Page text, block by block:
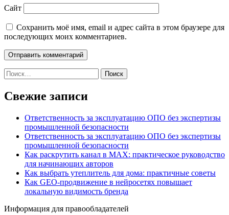
Сайт
Сохранить моё имя, email и адрес сайта в этом браузере для
последующих моих комментариев.
Найти:
Свежие записи
Ответственность за эксплуатацию ОПО без экспертизы
промышленной безопасности
Ответственность за эксплуатацию ОПО без экспертизы
промышленной безопасности
Как раскрутить канал в MAX: практическое руководство
для начинающих авторов
Как выбрать утеплитель для дома: практичные советы
Как GEO‑продвижение в нейросетях повышает
локальную видимость бренда
Информация для правообладателей